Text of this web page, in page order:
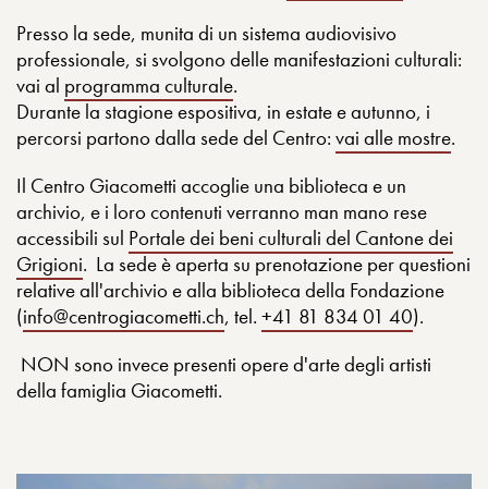
Presso la sede, munita di un sistema audiovisivo
professionale, si svolgono delle manifestazioni culturali:
vai al programma culturale.
Durante la stagione espositiva, in estate e autunno, i
percorsi partono dalla sede del Centro: vai alle mostre.
Il Centro Giacometti accoglie una biblioteca e un
archivio, e i loro contenuti verranno man mano rese
accessibili sul Portale dei beni culturali del Cantone dei
Grigioni. La sede è aperta su prenotazione per questioni
relative all'archivio e alla biblioteca della Fondazione
(info@centrogiacometti.ch, tel. +41 81 834 01 40).
NON sono invece presenti opere d'arte degli artisti
della famiglia Giacometti.